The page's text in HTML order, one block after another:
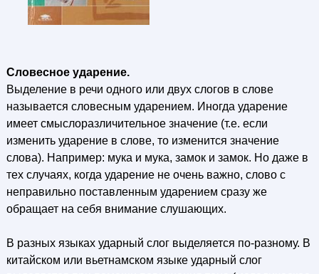
Словесное ударение.
Выделение в речи одного или двух слогов в слове
называется словесным ударением. Иногда ударение
имеет смыслоразличительное значение (т.е. если
изменить ударение в слове, то изменится значение
слова). Например: мука и мука, замок и замок. Но даже в
тех случаях, когда ударение не очень важно, слово с
неправильно поставленным ударением сразу же
обращает на себя внимание слушающих.
В разных языках ударный слог выделяется по-разному. В
китайском или вьетнамском языке ударный слог